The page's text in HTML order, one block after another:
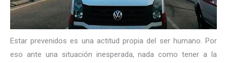
Estar prevenidos es una actitud propia del ser humano. Por
eso ante una situación inesperada, nada como tener a la